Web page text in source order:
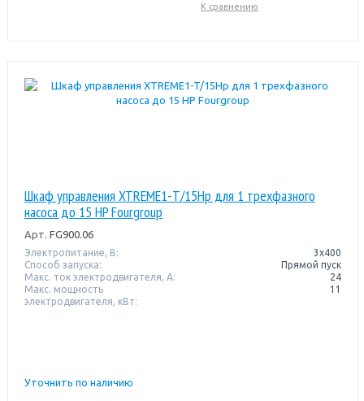
К сравнению
Шкаф управления XTREME1-T/15Hp для 1 трехфазного
насоса до 15 HP Fourgroup
Арт. FG900.06
Электропитание, В:
3х400
Способ запуска:
Прямой пуск
Макс. ток электродвигателя, А:
24
Макс. мощность
электродвигателя, кВт:
11
Уточнить по наличию